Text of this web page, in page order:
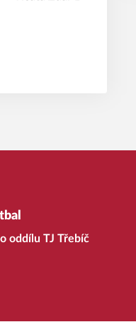
oddílu TJ Třebíč